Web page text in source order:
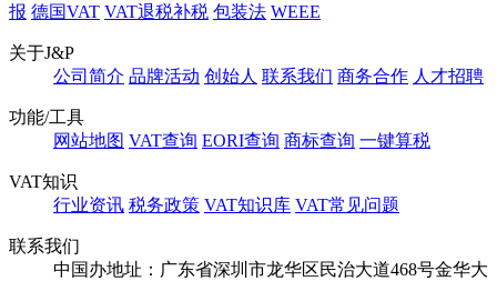
报 德国VAT VAT退税补税 包装法 WEEE
关于J&P
公司简介 品牌活动 创始人 联系我们 商务合作 人才招聘
功能/工具
网站地图 VAT查询 EORI查询 商标查询 一键算税
VAT知识
行业资讯 税务政策 VAT知识库 VAT常见问题
联系我们
中国办地址：广东省深圳市龙华区民治大道468号金华大